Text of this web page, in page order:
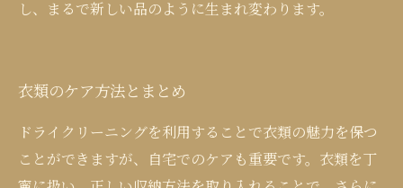
し、まるで新しい品のように生まれ変わります。
衣類のケア方法とまとめ
ドライクリーニングを利用することで衣類の魅力を保つ
ことができますが、自宅でのケアも重要です。衣類を丁